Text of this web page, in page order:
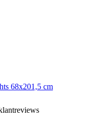
68x201,5 cm